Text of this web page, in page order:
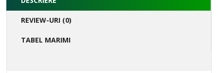
REVIEW-URI (0)
TABEL MARIMI